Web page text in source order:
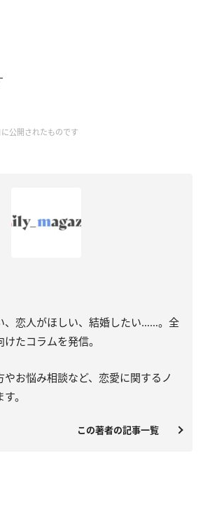
公開されたものです
、恋人がほしい、結婚したい……。全
たコラムを発信。
お悩み相談など、恋愛に関するノ
。
この著者の記事一覧